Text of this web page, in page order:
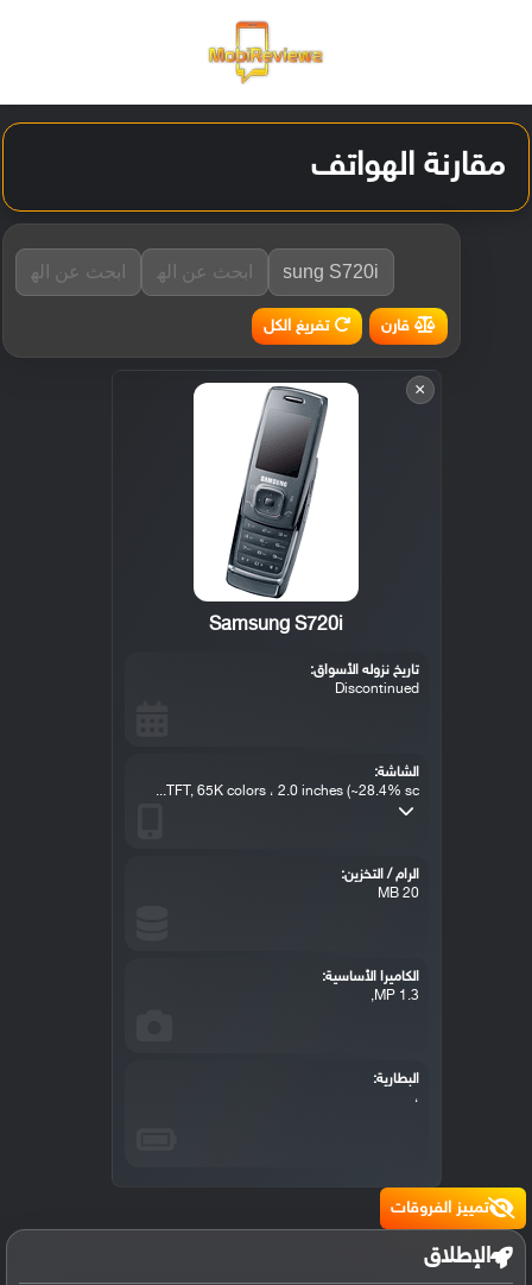
مقارنة الهواتف
قارن تفريغ الكل
×
Samsung S720i
تاريخ نزوله الأسواق:
Discontinued
الشاشة:
TFT, 65K colors ، 2.0 inches (~28.4% sc...
الرام / التخزين:
20 MB
الكاميرا الأساسية:
1.3 MP,
البطارية:
،
تمييز الفروقات
الإطلاق